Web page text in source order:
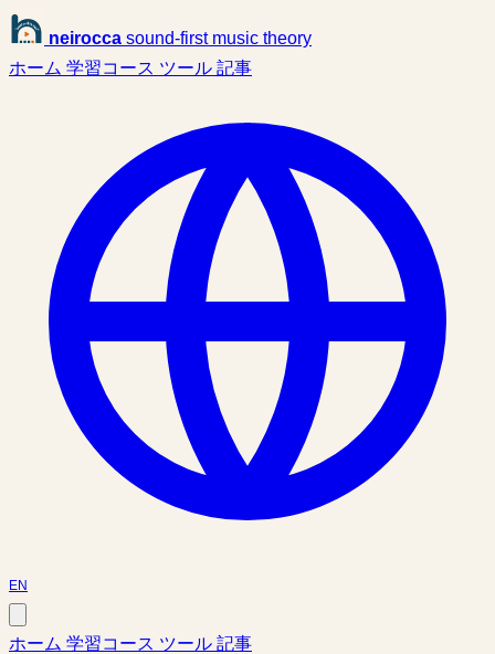
neirocca sound-first music theory
ホーム 学習コース ツール 記事
EN
ホーム 学習コース ツール 記事